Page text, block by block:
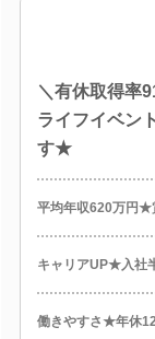
＼有休取得率
ライフイベン
す★
平均年収620万円★
キャリアUP★入社
働きやすさ★年休